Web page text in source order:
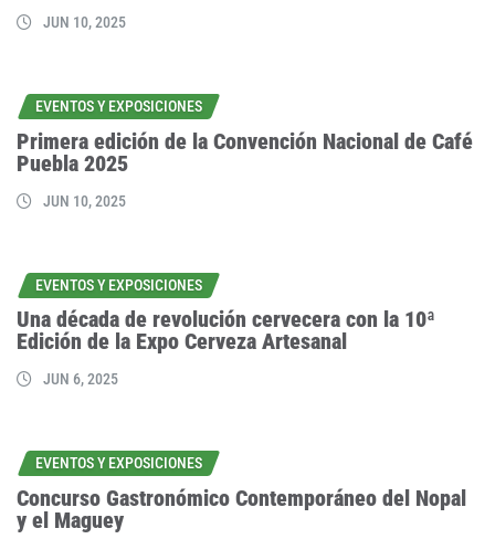
JUN 10, 2025
EVENTOS Y EXPOSICIONES
Primera edición de la Convención Nacional de Café
Puebla 2025
JUN 10, 2025
EVENTOS Y EXPOSICIONES
Una década de revolución cervecera con la 10ª
Edición de la Expo Cerveza Artesanal
JUN 6, 2025
EVENTOS Y EXPOSICIONES
Concurso Gastronómico Contemporáneo del Nopal
y el Maguey